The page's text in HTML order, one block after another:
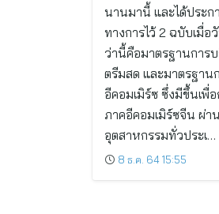
นานมานี้ และได้ประก
ทางการไว้ 2 ฉบับเมื่
ว่านี้คือมาตรฐานการ
ตรีมสด และมาตรฐาน
อีคอมเมิร์ซ ซึ่งมีขึ้นเ
ภาคอีคอมเมิร์ซจีน ผ่
อุตสาหกรรมทั่วประเ…
8 ธ.ค. 64 15:55